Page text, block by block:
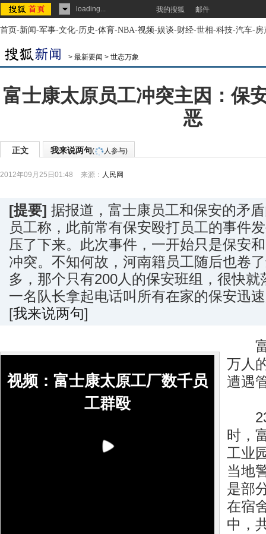
loading... 我的搜狐 邮件
首页-新闻-军事-文化-历史-体育-NBA-视频-娱谈-财经-世相-科技-汽车-房
> 最新要闻 > 世态万象
富士康太原员工冲突主因：保
恶
正文 我来说两句( 人参与)
2012年09月25日01:48 来源： 人民网
[提要] 据报道，富士康员工和保安的矛
员工称，此前常有保安殴打员工的事件
压了下来。此次事件，一开始只是保安
冲突。不知何故，河南籍员工随后也卷
多，那个只有200人的保安班组，很快就
一名队长拿起电话叫所有在家的保安迅
[我来说两句]
视频：富士康太原工厂数千员
工群殴
富
万人
遭遇
23
时，
工业
当地
是部
在宿
中，